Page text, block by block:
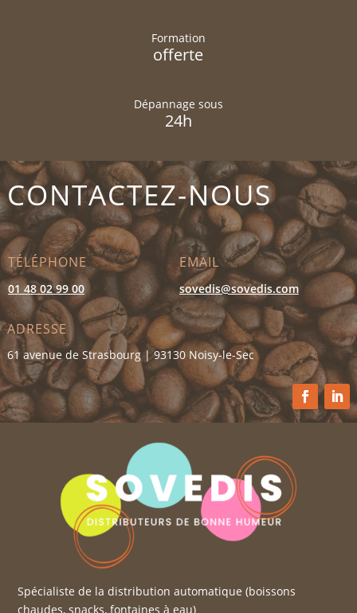
Formation
offerte
Dépannage sous
24h
CONTACTEZ-NOUS
TÉLÉPHONE
01 48 02 99 00
EMAIL
sovedis@sovedis.com
ADRESSE
61 avenue de Strasbourg | 93130 Noisy-le-Sec
Spécialiste de la distribution automatique (boissons
chaudes, snacks, fontaines à eau)